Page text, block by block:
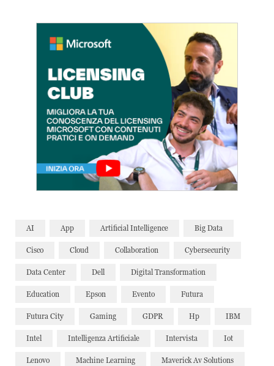
AI App Artificial Intelligence Big Data
Cisco Cloud Collaboration Cybersecurity
Data Center Dell Digital Transformation
Education Epson Evento Futura
Futura City Gaming GDPR Hp IBM
Intel Intelligenza Artificiale Intervista Iot
Lenovo Machine Learning Maverick Av Solutions